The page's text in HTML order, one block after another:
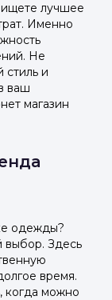
лучшее
Именно
Не
стиль и
ваш
магазин
одежды?
выбор. Здесь
время.
когда можно